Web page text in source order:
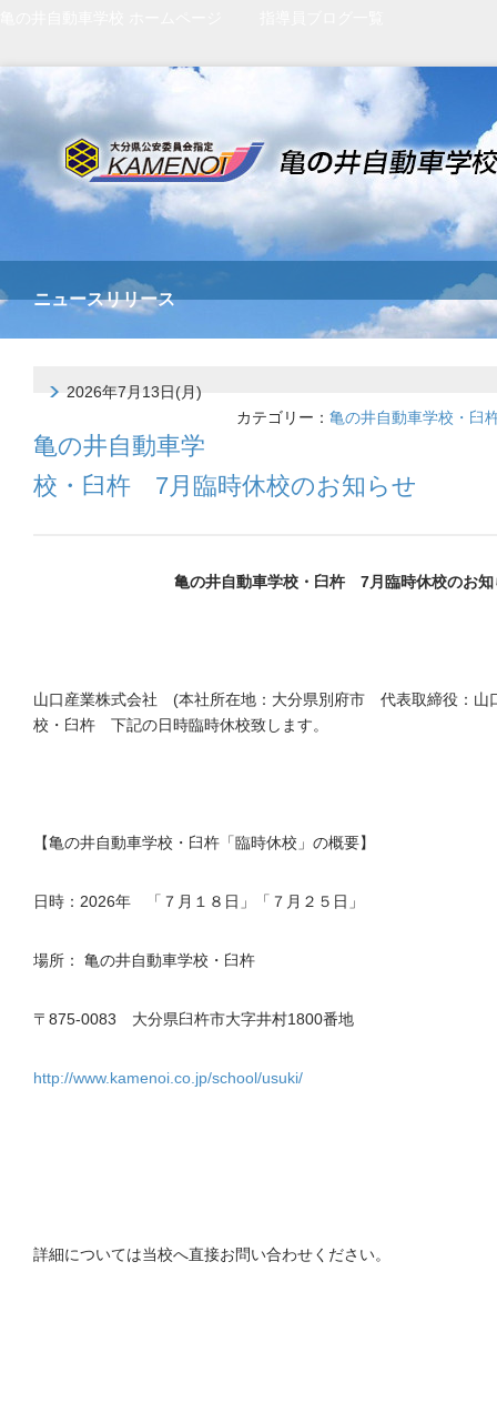
ニュースリリース
2026年7月13日(月)
カテゴリー： 亀の井自動車学校・臼
亀の井自動車学
校・臼杵 7月臨時休校のお知らせ
亀の井自動車学校・臼杵 7月臨時休校のお
山口産業株式会社 (本社所在地：大分県別府市 代表取締役：
校・臼杵 下記の日時臨時休校致します。
【亀の井自動車学校・臼杵「臨時休校」の概要】
日時：2026年 「７月１８日」「７月２５日」
場所： 亀の井自動車学校・臼杵
〒875-0083 大分県臼杵市大字井村1800番地
http://www.kamenoi.co.jp/school/usuki/
詳細については当校へ直接お問い合わせください。